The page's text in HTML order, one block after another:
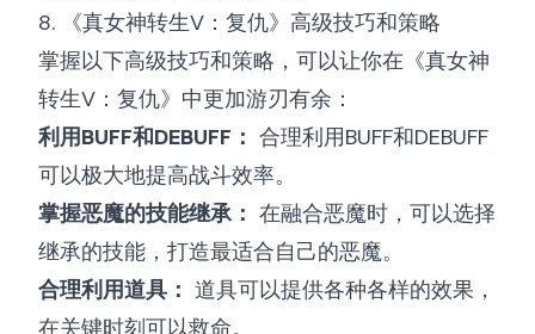
8. 《真女神转生V：复仇》高级技巧和策略
掌握以下高级技巧和策略，可以让你在《真女神
转生V：复仇》中更加游刃有余：
利用BUFF和DEBUFF： 合理利用BUFF和DEBUFF
可以极大地提高战斗效率。
掌握恶魔的技能继承： 在融合恶魔时，可以选择
继承的技能，打造最适合自己的恶魔。
合理利用道具： 道具可以提供各种各样的效果，
在关键时刻可以救命。